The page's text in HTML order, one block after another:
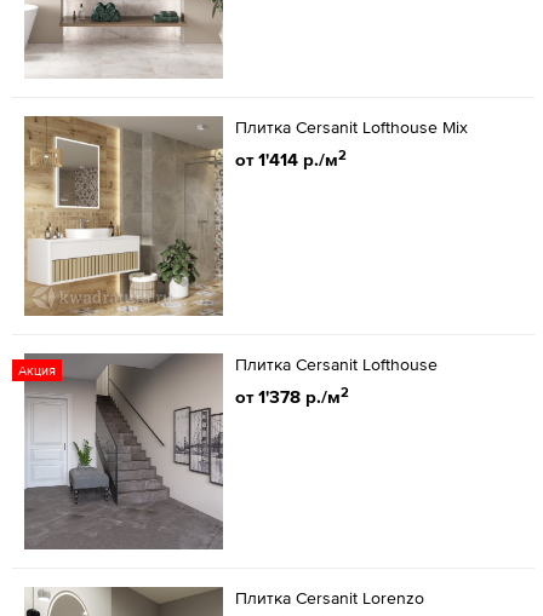
Плитка Cersanit Lofthouse Mix
от 1'414 р./м2
Акция Плитка Cersanit Lofthouse
от 1'378 р./м2
Плитка Cersanit Lorenzo